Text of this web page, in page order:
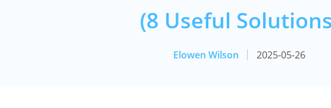
(8 Useful
Elowen Wilson 2025-05-26